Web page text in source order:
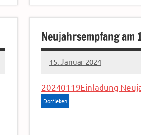
Neujahrsempfang am
15. Januar 2024
Sven
20240119Einladung
Dorfleben